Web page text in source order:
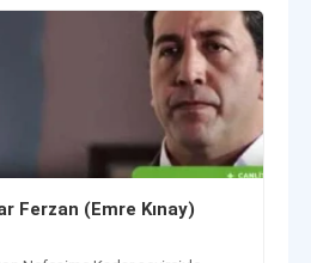
Ferzan (Emre Kınay)